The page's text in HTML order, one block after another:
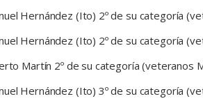
Hernández (Ito) 2º de su categoría
Hernández (Ito) 2º de su categoría
Martín 2º de su categoría (veteranos
Hernández (Ito) 3º de su categoría